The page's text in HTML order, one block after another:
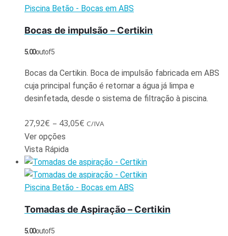
Piscina Betão - Bocas em ABS
Bocas de impulsão – Certikin
5.00out of 5
Bocas da Certikin. Boca de impulsão fabricada em ABS
cuja principal função é retornar a água já limpa e
desinfetada, desde o sistema de filtração à piscina.
27,92€ – 43,05€ C/IVA
Ver opções
Vista Rápida
Piscina Betão - Bocas em ABS
Tomadas de Aspiração – Certikin
5.00out of 5